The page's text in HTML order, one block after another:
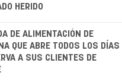
HERIDO
DE ALIMENTACIÓN DE
QUE ABRE TODOS LOS DÍAS
A SUS CLIENTES DE